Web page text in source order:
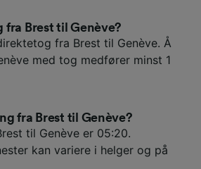
Brest til Genève?
fra Brest til Genève. Å
med tog medfører minst 1
fra Brest til Genève?
til Genève er 05:20.
kan variere i helger og på